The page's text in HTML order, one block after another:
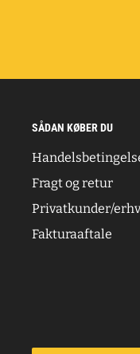
SÅDAN KØBER DU
Fragt og retur
Privatkunder/
Fakturaaftale